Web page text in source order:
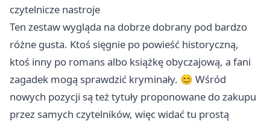
czytelnicze nastroje
Ten zestaw wygląda na dobrze dobrany pod bardzo
różne gusta. Ktoś sięgnie po powieść historyczną,
ktoś inny po romans albo książkę obyczajową, a fani
zagadek mogą sprawdzić kryminały. 😊 Wśród
nowych pozycji są też tytuły proponowane do zakupu
przez samych czytelników, więc widać tu prostą